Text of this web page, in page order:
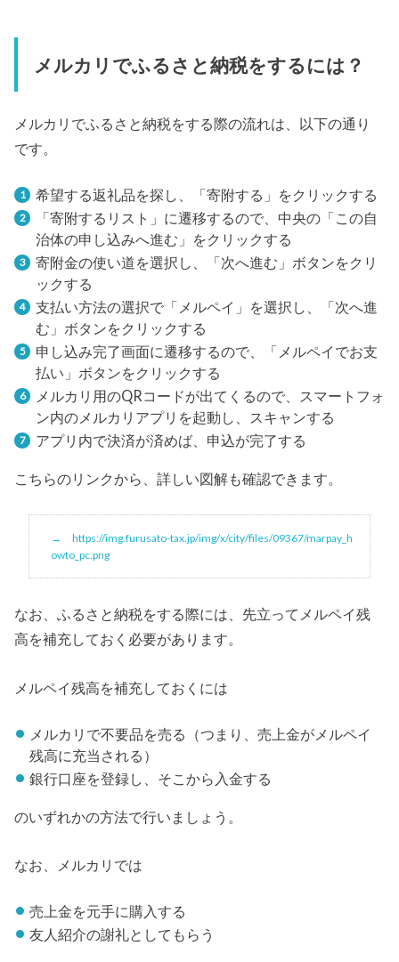
メルカリでふるさと納税をするには？
メルカリでふるさと納税をする際の流れは、以下の通り
です。
希望する返礼品を探し、「寄附する」をクリックする
「寄附するリスト」に遷移するので、中央の「この自
治体の申し込みへ進む」をクリックする
寄附金の使い道を選択し、「次へ進む」ボタンをクリ
ックする
支払い方法の選択で「メルペイ」を選択し、「次へ進
む」ボタンをクリックする
申し込み完了画面に遷移するので、「メルペイでお支
払い」ボタンをクリックする
メルカリ用のQRコードが出てくるので、スマートフォ
ン内のメルカリアプリを起動し、スキャンする
アプリ内で決済が済めば、申込が完了する
こちらのリンクから、詳しい図解も確認できます。
https://img.furusato-tax.jp/img/x/city/files/09367/marpay_h
owto_pc.png
なお、ふるさと納税をする際には、先立ってメルペイ残
高を補充しておく必要があります。
メルペイ残高を補充しておくには
メルカリで不要品を売る（つまり、売上金がメルペイ
残高に充当される）
銀行口座を登録し、そこから入金する
のいずれかの方法で行いましょう。
なお、メルカリでは
売上金を元手に購入する
友人紹介の謝礼としてもらう